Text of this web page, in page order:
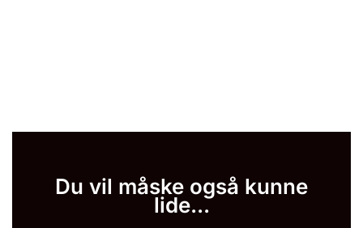
Du vil måske også kunne
lide...